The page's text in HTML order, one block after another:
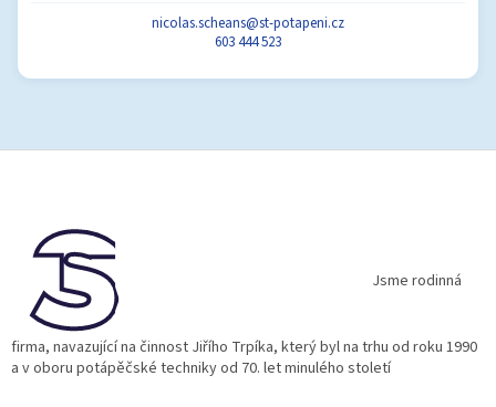
nicolas.scheans@st-potapeni.cz
603 444 523
Jsme rodinná
firma, navazující na činnost Jiřího Trpíka, který byl na trhu od roku 1990
a v oboru potápěčské techniky od 70. let minulého století